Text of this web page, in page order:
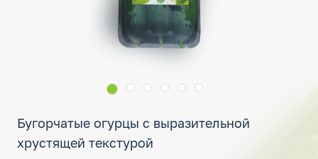
Бугорчатые огурцы с выразительной
хрустящей текстурой